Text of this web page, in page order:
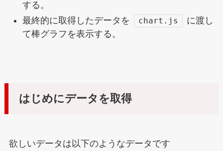
する。
最終的に取得したデータを
chart.js
に渡し
て棒グラフを表示する。
はじめにデータを取得
欲しいデータは以下のようなデータです